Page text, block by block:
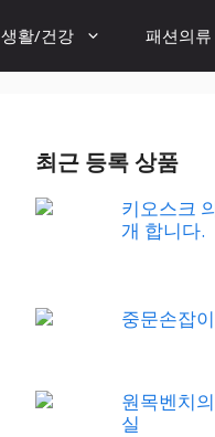
생활/건강 패션의류
최근 등록 상품
키오스크
개 합니다.
중문손잡
원목벤치
실